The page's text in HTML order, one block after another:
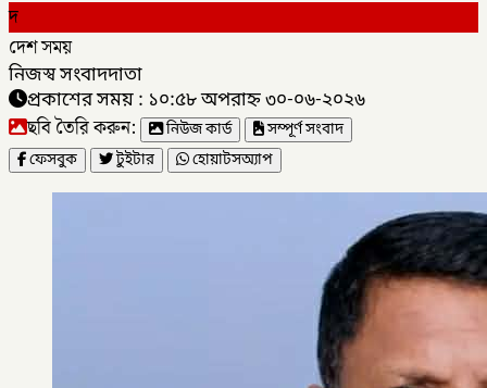
দ
দেশ সময়
নিজস্ব সংবাদদাতা
প্রকাশের সময় : ১০:৫৮ অপরাহ্ন ৩০-০৬-২০২৬
ছবি তৈরি করুন: নিউজ কার্ড
সম্পূর্ণ সংবাদ
ফেসবুক
টুইটার হোয়াটসঅ্যাপ